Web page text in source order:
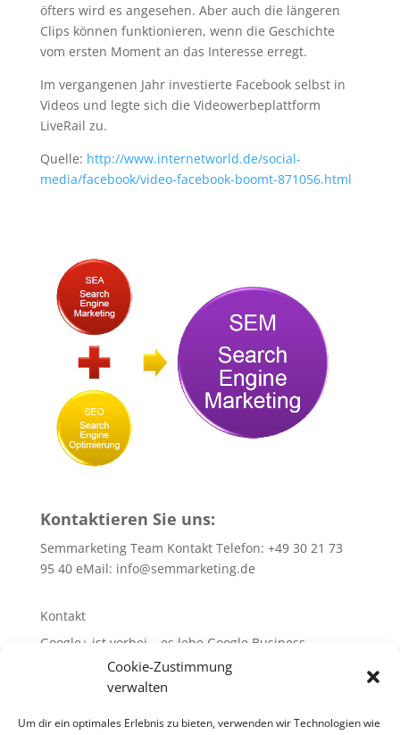
Cookie-Zustimmung
verwalten
Um dir ein optimales Erlebnis zu bieten, verwenden wir Technologien wie
öfters wird es angesehen. Aber auch die längeren
Clips können funktionieren, wenn die Geschichte
vom ersten Moment an das Interesse erregt.
Im vergangenen Jahr investierte Facebook selbst in
Videos und legte sich die Videowerbeplattform
LiveRail zu.
Quelle: http://www.internetworld.de/social-
media/facebook/video-facebook-boomt-871056.html
Kontaktieren Sie uns:
Semmarketing Team Kontakt Telefon: +49 30 21 73
95 40 eMail: info@semmarketing.de
Kontakt
Google+ ist vorbei – es lebe Google Business
10 SEO-TIPPS
10 SEA – TIPPS
WEB-Site-Audit/SEO